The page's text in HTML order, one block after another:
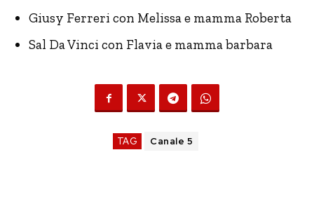
Giusy Ferreri con Melissa e mamma Roberta
Sal Da Vinci con Flavia e mamma barbara
TAG Canale 5